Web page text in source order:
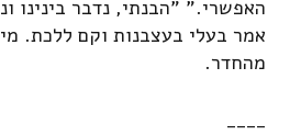
האפשרי." "הבנתי, נדבר בינינו
אמר בעלי בעצבנות וקם ללכת.
מהחדר.
____